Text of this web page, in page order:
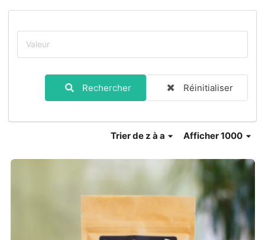
Rechercher Réinitialiser
Afficher 1000
Trierde z à a